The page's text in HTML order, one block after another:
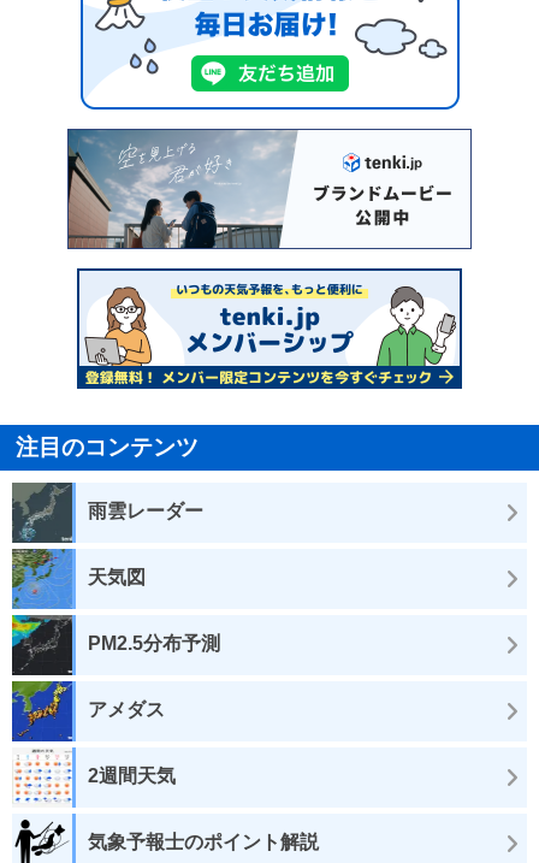
注目のコンテンツ
雨雲レーダー
天気図
PM2.5分布予測
アメダス
2週間天気
気象予報士のポイント解説